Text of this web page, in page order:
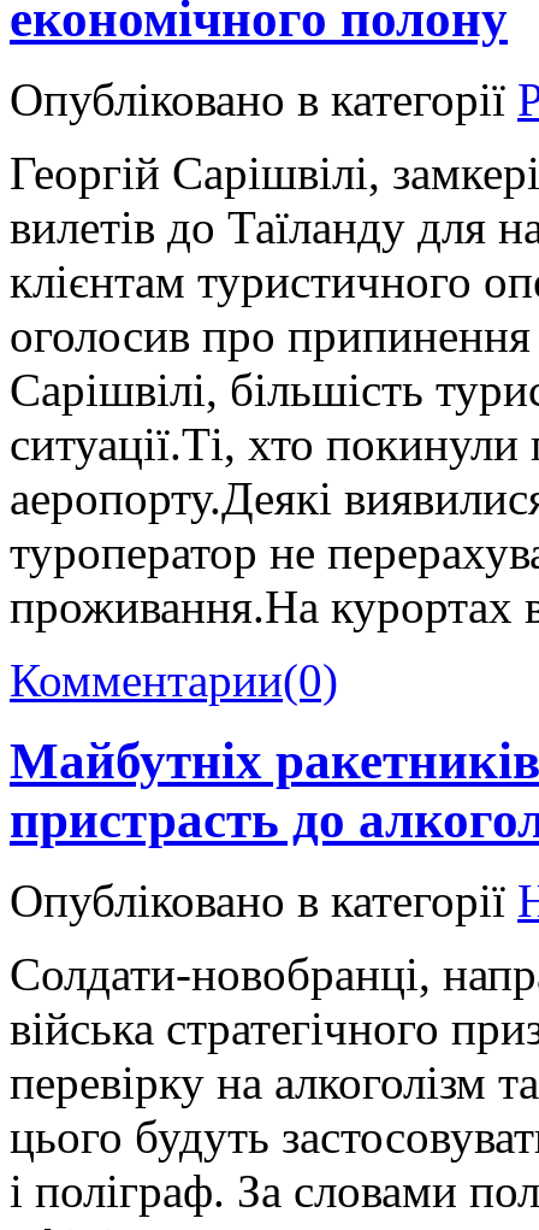
економічного полону
Опубліковано в категорії
Георгій Сарішвілі,
вилетів до Таїланду для
клієнтам туристичного
оголосив про припинення
Сарішвілі, більшість
ситуації.Ті, хто
аеропорту.Деякі
туроператор не
проживання.На
Комментарии(0)
Майбутніх
пристрасть до
Опубліковано в категорії
Солдати-новобранці,
війська стратегічного
перевірку на алкоголізм
цього будуть
і поліграф. За словами